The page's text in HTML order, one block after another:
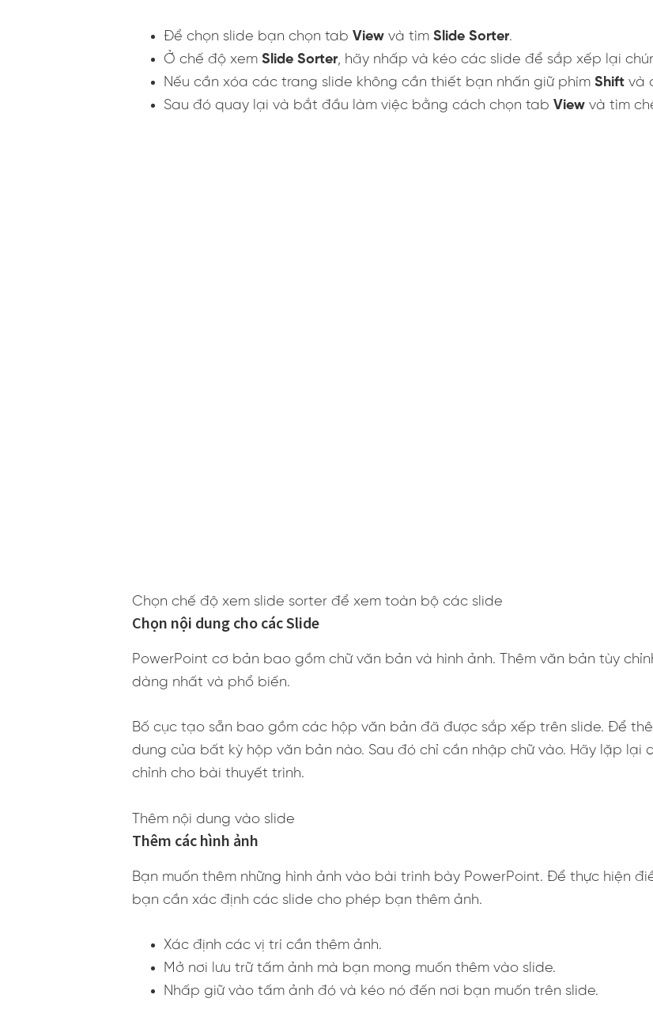
Để chọn slide bạn chọn tab View và tìm Slide Sorter.
Ở chế độ xem Slide Sorter, hãy nhấp và kéo các slide để sắp xếp lại
Nếu cần xóa các trang slide không cần thiết bạn nhấn giữ phím Shift và
Sau đó quay lại và bắt đầu làm việc bằng cách chọn tab View và tìm
Chọn chế độ xem slide sorter để xem toàn bộ các slide
Chọn nội dung cho các Slide
PowerPoint cơ bản bao gồm chữ văn bản và hình ảnh. Thêm văn bản tùy
dàng nhất và phổ biến.
Bố cục tạo sẵn bao gồm các hộp văn bản đã được sắp xếp trên slide. Để
dung của bất kỳ hộp văn bản nào. Sau đó chỉ cần nhập chữ vào. Hãy lặp lại
chỉnh cho bài thuyết trình.
Thêm nội dung vào slide
Thêm các hình ảnh
Bạn muốn thêm những hình ảnh vào bài trình bày PowerPoint. Để thực hiện
bạn cần xác định các slide cho phép bạn thêm ảnh.
Xác định các vị trí cần thêm ảnh.
Mở nơi lưu trữ tấm ảnh mà bạn mong muốn thêm vào slide.
Nhấp giữ vào tấm ảnh đó và kéo nó đến nơi bạn muốn trên slide.